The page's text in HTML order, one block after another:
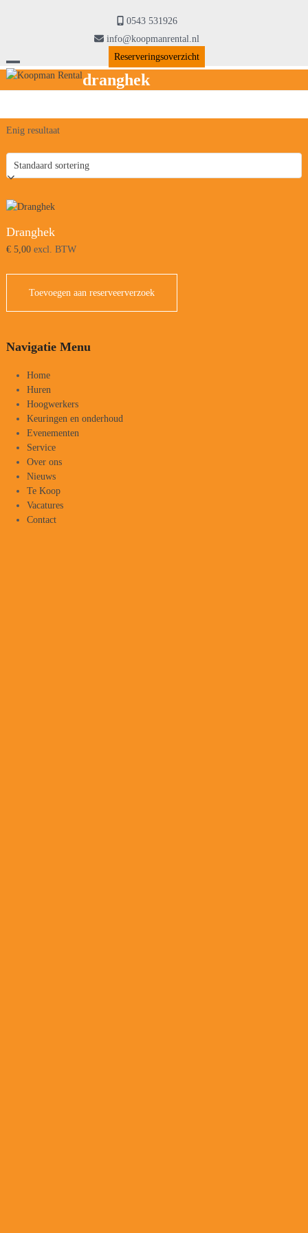
0543 531926
info@koopmanrental.nl
Reserveringsoverzicht
Open
menu
Close
menu
dranghek
Enig resultaat
Dranghek
€5,00excl. BTW
Toevoegen aan reserveerverzoek
Navigatie Menu
Home
Huren
Hoogwerkers
Keuringen en onderhoud
Evenementen
Service
Over ons
Nieuws
Te Koop
Vacatures
Contact